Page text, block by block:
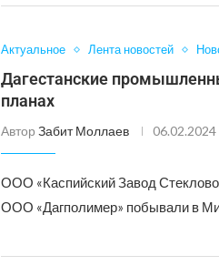
Актуальное Лента новостей
Дагестанские
планах
Автор Забит Моллаев 06.02.2024
ООО «Каспийский Завод
ООО «Дагполимер» побывали в